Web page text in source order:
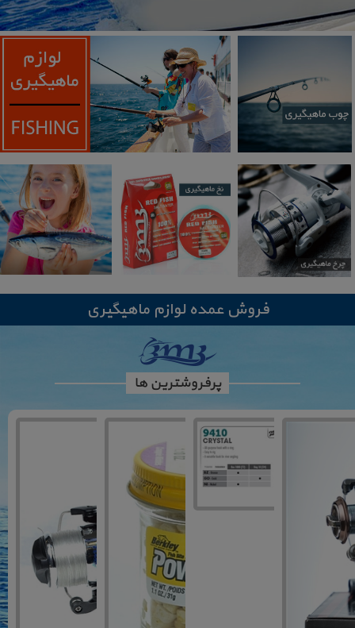
فروش عمده لوازم ماهیگیری
پرفروشترین ها